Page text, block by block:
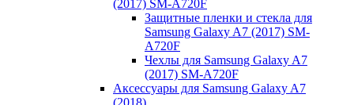
(2017) SM-A720F
Защитные пленки и стекла для
Samsung Galaxy A7 (2017) SM-
A720F
Чехлы для Samsung Galaxy A7
(2017) SM-A720F
Аксессуары для Samsung Galaxy A7
(2018)